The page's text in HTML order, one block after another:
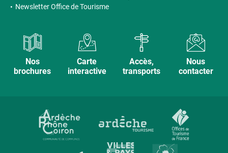
Newsletter Office de Tourisme
Nos
brochures
Carte
interactive
Accès,
transports
Nous
contacter